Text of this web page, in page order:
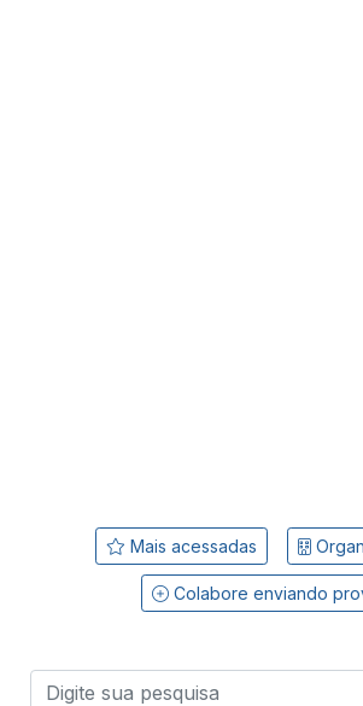
Mais acessadas
Colabore enviando